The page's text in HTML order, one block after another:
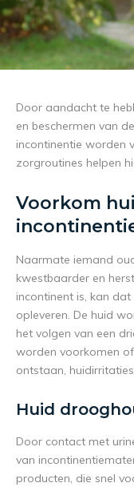
Door aandacht te
en beschermen van
incontinentie worden
zorgroutines helpen
Voorkom
Naarmate iemand
kwestbaarder en
incontinent is, kan
opleveren. De huid
het volgen van een
worden voorkomen
ontstaan,
Huid
Door contact met
van
producten, die snel